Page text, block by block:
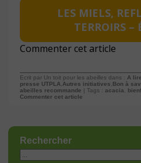
LES MIELS,
TERROIRS –
Commenter cet article
Ecrit par Un toit pour les abeilles dans : A
presse UTPLA,Autres initiatives,Bon à
abeilles recommande | Tags : acacia,
Commenter cet article
Rechercher